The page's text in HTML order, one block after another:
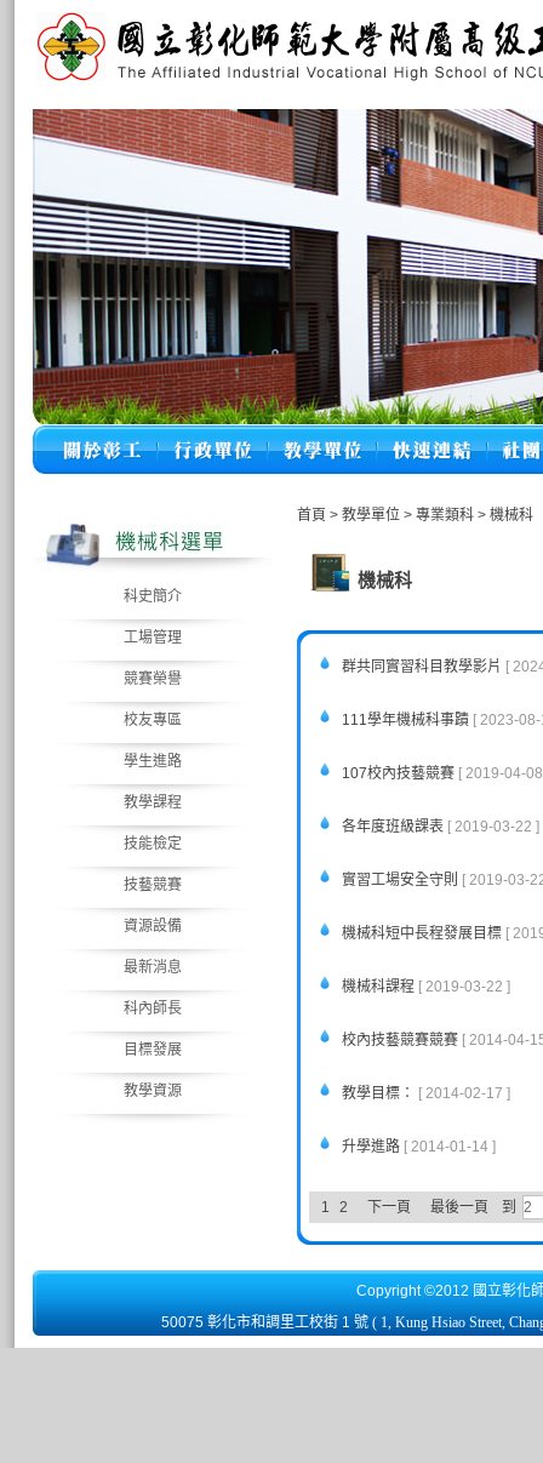
科史簡介
工場管理
競賽榮譽
校友專區
學生進路
教學課程
技能檢定
技藝競賽
資源設備
最新消息
科內師長
目標發展
教學資源
首頁 > 教學單位 > 專業類科 > 機械科
機械科
群共同實習科目教學影片 [
111學年機械科事蹟 [ 2023-
107校內技藝競賽 [ 2019-04-
各年度班級課表 [ 2019-03-22 ]
實習工場安全守則 [ 2019-03-
機械科短中長程發展目標 [
機械科課程 [ 2019-03-22 ]
校內技藝競賽競賽 [ 2014-04-
教學目標： [ 2014-02-17 ]
升學進路 [ 2014-01-14 ]
1 2 下一頁 最後一頁 到
Copyright ©2012 國立彰化
50075 彰化市和調里工校街 1 號 ( 1, Kung Hsiao Street,